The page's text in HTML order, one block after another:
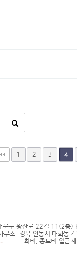
1 2 3 4
문구 왕산로 22길 11(2
무소: 경북 안동시 태화
회비, 종보비 입금